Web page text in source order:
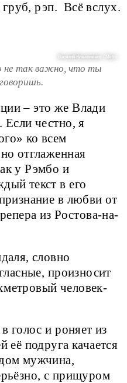
рэп. Всё вслух.
Василий Кузьмичёнок / Metro
не так важно, что ты
– это же Влади
Если честно, я
ко всем
отглаженная
у Рэмбо и
текст в его
в любви от
из Ростова-на-
словно
произносит
человек-
голос и роняет из
её подруга качается
мужчина,
с прищуром